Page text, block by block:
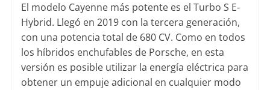
El modelo Cayenne más potente es el Turbo S E-
Hybrid. Llegó en 2019 con la tercera generación,
con una potencia total de 680 CV. Como en todos
los híbridos enchufables de Porsche, en esta
versión es posible utilizar la energía eléctrica para
obtener un empuje adicional en cualquier modo